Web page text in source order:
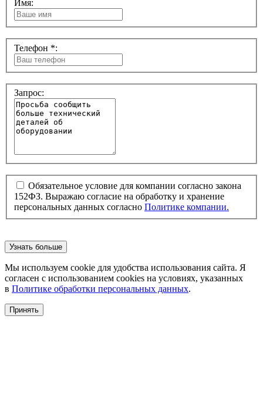
Имя:
Телефон *:
Запрос:
Обязательное условие для компании согласно закона
152ФЗ. Выражаю согласие на обработку и хранение
персональных данных согласно Политике компании.
Узнать больше
Мы используем cookie для удобства использования сайта. Я
согласен с использованием cookies на условиях, указанных
в Политике обработки персональных данных.
Принять